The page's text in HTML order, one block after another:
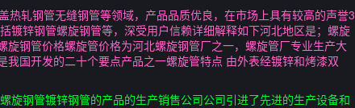
轧钢管无缝钢管等领域，产品品质优良，在市场上具有较高的声誉3
镀锌钢管螺旋钢管等，深受用户信赖详细解释如下河北地区是；螺旋
钢管价格螺旋管价格为河北螺旋钢管厂之一，螺旋管厂专业生产大
国开发的二十个要点产品之一螺旋管特点 由外表经镀锌和烤漆双
旋钢管镀锌钢管的产品的生产销售公司公司引进了先进的生产设备和